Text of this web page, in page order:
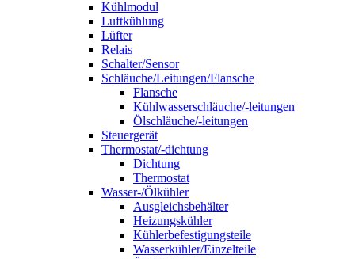
Kühlmodul
Luftkühlung
Lüfter
Relais
Schalter/Sensor
Schläuche/Leitungen/Flansche
Flansche
Kühlwasserschläuche/-leitungen
Ölschläuche/-leitungen
Steuergerät
Thermostat/-dichtung
Dichtung
Thermostat
Wasser-/Ölkühler
Ausgleichsbehälter
Heizungskühler
Kühlerbefestigungsteile
Wasserkühler/Einzelteile